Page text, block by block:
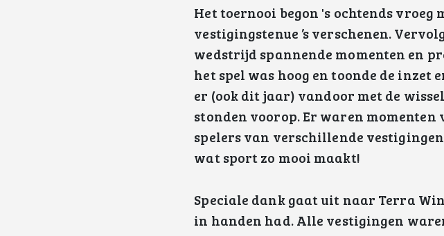
Het toernooi begon 's ochtends vroeg
vestigingstenue ’s verschenen.
wedstrijd spannende momenten en
het spel was hoog en toonde de inzet
er (ook dit jaar) vandoor met de
stonden voorop. Er waren
spelers van verschillende
wat sport zo mooi maakt!
Speciale dank gaat uit naar Terra
in handen had. Alle vestigingen